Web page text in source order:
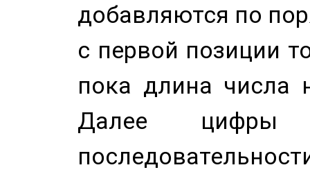
добавляются по
с первой позиции
пока длина числа
Далее цифры